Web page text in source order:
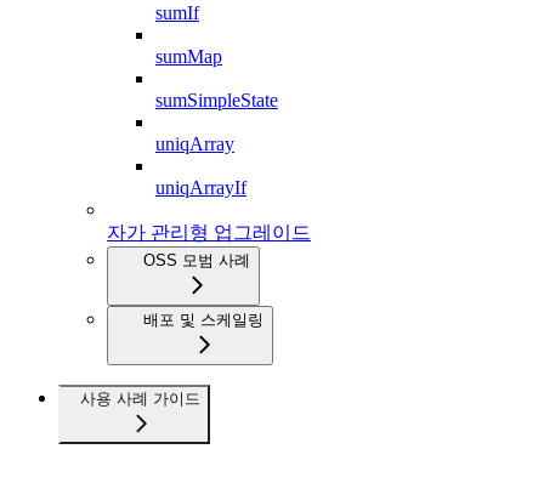
sumIf
sumMap
sumSimpleState
uniqArray
uniqArrayIf
자가 관리형 업그레이드
OSS 모범 사례
배포 및 스케일링
사용 사례 가이드